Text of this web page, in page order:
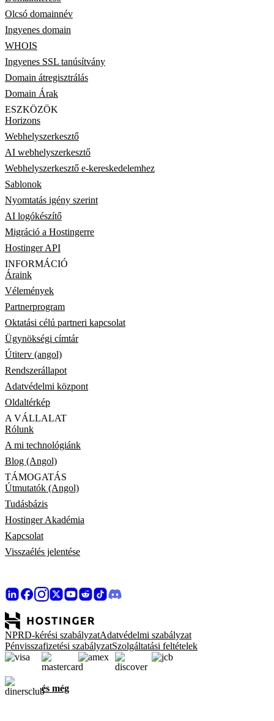
Olcsó domainnév
Ingyenes domain
WHOIS
Ingyenes SSL tanúsítvány
Domain átregisztrálás
Domain Árak
ESZKÖZÖK
Horizons
Webhelyszerkesztő
AI webhelyszerkesztő
Webhelyszerkesztő e-kereskedelemhez
Sablonok
Nyomtatás igény szerint
AI logókészítő
Migráció a Hostingerre
Hostinger API
INFORMÁCIÓ
Áraink
Vélemények
Partnerprogram
Oktatási célú partneri kapcsolat
Ügynökségi címtár
Útiterv (angol)
Rendszerállapot
Adatvédelmi központ
Oldaltérkép
A VÁLLALAT
Rólunk
A mi technológiánk
Blog (Angol)
TÁMOGATÁS
Útmutatók (Angol)
Tudásbázis
Hostinger Akadémia
Kapcsolat
Visszaélés jelentése
NPRD-kérési szabályzatAdatvédelmi szabályzat
Pénvisszafizetési szabályzatSzolgáltatási feltételek
és még